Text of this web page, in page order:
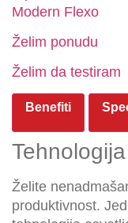
Modern Flexo
Želim ponudu
Želim da testiram
Benefiti
Želite
produktivnost.